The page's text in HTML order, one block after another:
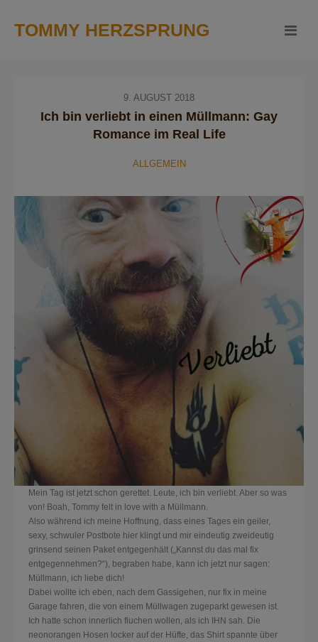
TOMMY HERZSPRUNG
9. AUGUST 2018
Ich bin verliebt in einen Müllmann: Gay
Romance im Real Life
ALLGEMEIN
Mein Tag ist jetzt schon gerettet. Leute, ich bin verliebt. Aber so was
von! Boah, Tommy felt in love with a Müllmann.
Also während ich meine Hoffnung, dass eines Tages ein geiler,
sexy, schwuler Postbote hier klingt und mir eindeutig zweideutig
grinsend seinen Paket entgegenhält („Kannst du das mal fix
entgegennehmen?“), begraben habe, kann ich jetzt nur sagen:
Müllmann, ich liebe dich!
Dabei wollte ich eben, nach dem Gassigehen, nur fix in meine
Garage fahren, die von einem Müllwagen zugeparkt gewesen ist.
Ich hatte schon innerlich fluchen wollen, als ich IHN sah. Die
neonorangen Hosen locker auf der Hüfte, das Shirt spannte über